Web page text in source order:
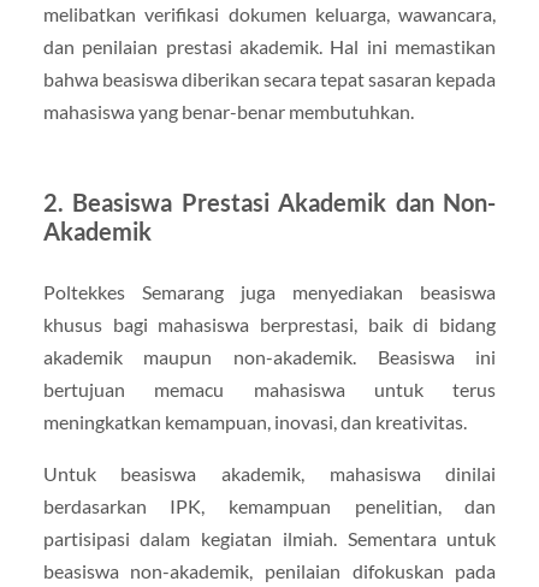
melibatkan verifikasi dokumen keluarga, wawancara,
dan penilaian prestasi akademik. Hal ini memastikan
bahwa beasiswa diberikan secara tepat sasaran kepada
mahasiswa yang benar-benar membutuhkan.
2. Beasiswa Prestasi Akademik dan Non-
Akademik
Poltekkes Semarang juga menyediakan beasiswa
khusus bagi mahasiswa berprestasi, baik di bidang
akademik maupun non-akademik. Beasiswa ini
bertujuan memacu mahasiswa untuk terus
meningkatkan kemampuan, inovasi, dan kreativitas.
Untuk beasiswa akademik, mahasiswa dinilai
berdasarkan IPK, kemampuan penelitian, dan
partisipasi dalam kegiatan ilmiah. Sementara untuk
beasiswa non-akademik, penilaian difokuskan pada